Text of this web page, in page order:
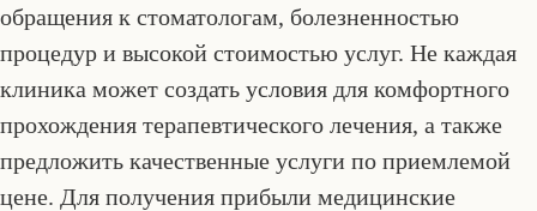
обращения к стоматологам, болезненностью
процедур и высокой стоимостью услуг. Не каждая
клиника может создать условия для комфортного
прохождения терапевтического лечения, а также
предложить качественные услуги по приемлемой
цене. Для получения прибыли медицинские